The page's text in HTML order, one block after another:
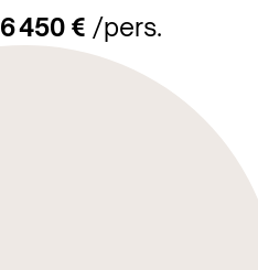
6 450 € /pers.